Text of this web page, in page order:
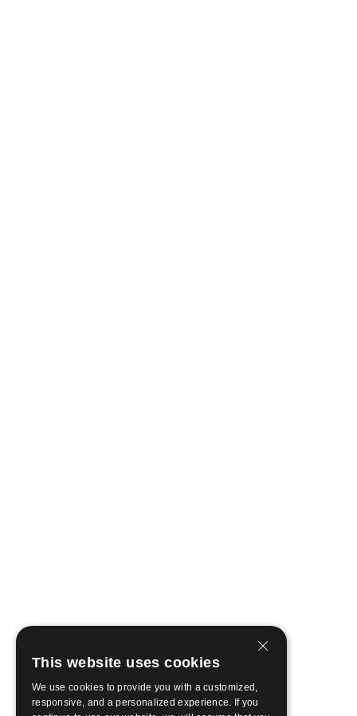
This website uses cookies
We use cookies to provide you with a customized,
responsive, and a personalized experience. If you